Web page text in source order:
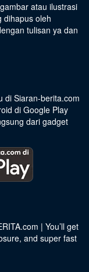
atau ilustrasi
dihapus oleh
tulisan ya dan
di Siaran-berita.com
di Google Play
dari gadget
| You’ll get
and super fast